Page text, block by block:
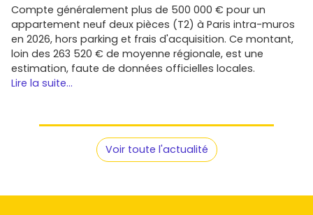
Compte généralement plus de 500 000 € pour un
appartement neuf deux pièces (T2) à Paris intra-muros
en 2026, hors parking et frais d'acquisition. Ce montant,
loin des 263 520 € de moyenne régionale, est une
estimation, faute de données officielles locales.
Lire la suite...
Voir toute l'actualité